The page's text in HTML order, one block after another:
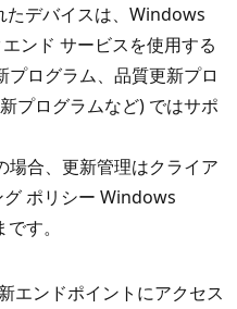
デバイスは、Windows
ンド サービスを使用する
ログラム、品質更新プロ
プログラムなど) ではサポ
合、更新管理はクライア
ポリシー Windows
す。
エンドポイントにアクセス